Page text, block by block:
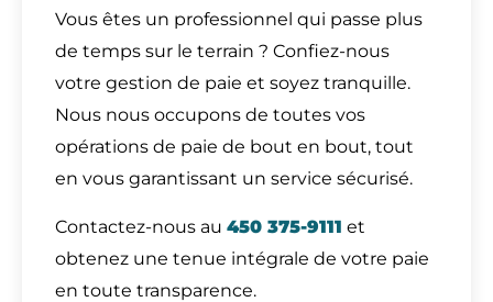
Vous êtes un professionnel qui passe plus
de temps sur le terrain ? Confiez-nous
votre gestion de paie et soyez tranquille.
Nous nous occupons de toutes vos
opérations de paie de bout en bout, tout
en vous garantissant un service sécurisé.
Contactez-nous au 450 375-9111 et
obtenez une tenue intégrale de votre paie
en toute transparence.